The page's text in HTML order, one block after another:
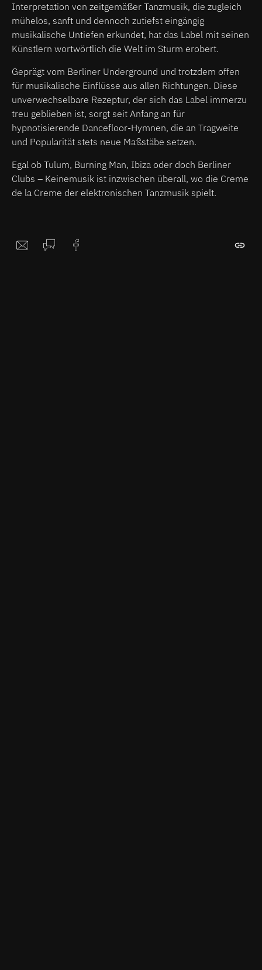
Interpretation von zeitgemäßer Tanzmusik, die zugleich
mühelos, sanft und dennoch zutiefst eingängig
musikalische Untiefen erkundet, hat das Label mit seinen
Künstlern wortwörtlich die Welt im Sturm erobert.
Geprägt vom Berliner Underground und trotzdem offen
für musikalische Einflüsse aus allen Richtungen. Diese
unverwechselbare Rezeptur, der sich das Label immerzu
treu geblieben ist, sorgt seit Anfang an für
hypnotisierende Dancefloor-Hymnen, die an Tragweite
und Popularität stets neue Maßstäbe setzen.
Egal ob Tulum, Burning Man, Ibiza oder doch Berliner
Clubs – Keinemusik ist inzwischen überall, wo die Creme
de la Creme der elektronischen Tanzmusik spielt.